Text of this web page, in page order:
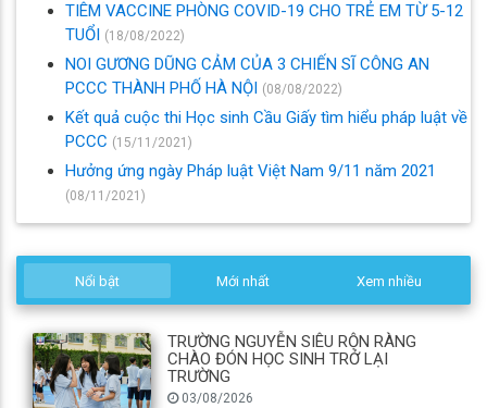
TIÊM VACCINE PHÒNG COVID-19 CHO TRẺ EM TỪ 5-12
TUỔI
(18/08/2022)
NOI GƯƠNG DŨNG CẢM CỦA 3 CHIẾN SĨ CÔNG AN
PCCC THÀNH PHỐ HÀ NỘI
(08/08/2022)
Kết quả cuộc thi Học sinh Cầu Giấy tìm hiểu pháp luật về
PCCC (15/11/2021)
Hưởng ứng ngày Pháp luật Việt Nam 9/11 năm 2021
(08/11/2021)
Nổi bật Mới nhất Xem nhiều
TRƯỜNG NGUYỄN SIÊU RỘN RÀNG
CHÀO ĐÓN HỌC SINH TRỞ LẠI
TRƯỜNG
03/08/2026